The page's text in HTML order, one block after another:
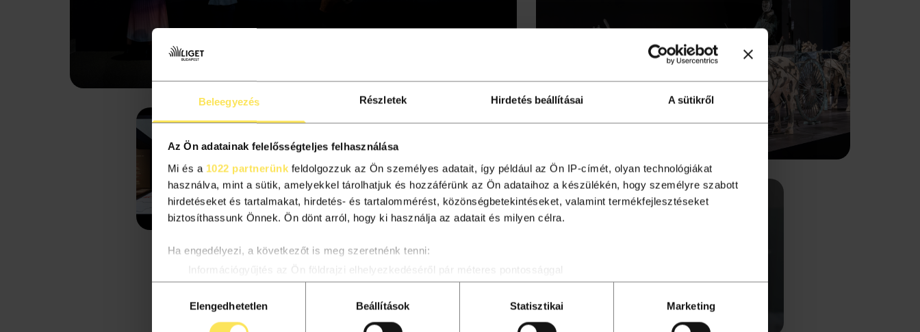
Beleegyezés Részletek Hirdetés beállításai A sütikről
Az Ön adatainak felelősségteljes felhasználása
Mi és a 1022 partnerünk feldolgozzuk az Ön személyes adatait, így például az Ön IP-címét, olyan technológiákat
használva, mint a sütik, amelyekkel tárolhatjuk és hozzáférünk az Ön adataihoz a készülékén, hogy személyre szabott
hirdetéseket és tartalmakat, hirdetés- és tartalommérést, közönségbetekintéseket, valamint termékfejlesztéseket
biztosíthassunk Önnek. Ön dönt arról, hogy ki használja az adatait és milyen célra.
Ha engedélyezi, a következőt is meg szeretnénk tenni:
Információgyűjtés az Ön földrajzi elhelyezkedéséről pár méteres pontossággal
Az Ön készülékén beazonosítása annak konkrét tulajdonságainak (ujjlenyomat) aktív ellenőrzésévelTudjon meg
többet személyes adatainak feldolgozási módjairól és adja meg preferenciáit aRészletek pontban
. Bármikor
módosíthatja vagy visszavonhatja a Sütinyilatkozathoz való hozzájárulását.
kiválasztásaElengedhetetlen Beállítások Statisztikai Marketing